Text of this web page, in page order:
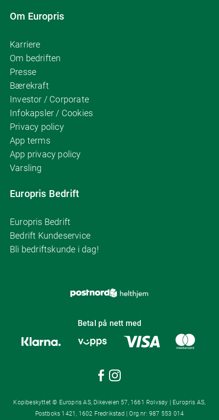
Om Europris
Karriere
Om bedriften
Presse
Bærekraft
Investor / Corporate
Infokapsler / Cookies
Privacy policy
App terms
App privacy policy
Varsling
Europris Bedrift
Europris Bedrift
Bedrift Kundeservice
Bli bedriftskunde i dag!
Betal på nett med
Kopibeskyttet © Europris AS, Dikeveien 57, 1661 Rolvsøy | Europris AS,
Postboks 1421, 1602 Fredrikstad | Org.nr: 987 553 014